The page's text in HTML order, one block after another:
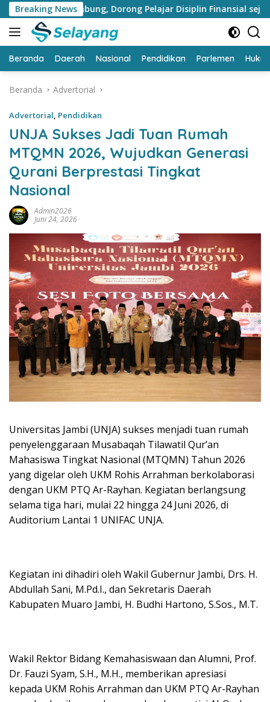
Langsung
ke
konten
Breaking News
Menabung, Dorong Pelajar Disiplin Finansial sejak dini
Beranda Daerah Nasional Pendidikan Parlemen
Beranda Advertorial
Advertorial, Pendidikan
UNJA Sukses Jadi Tuan Rumah
MTQMN 2026, Wujudkan Generasi
Qurani Berprestasi Tingkat
Nasional
Admin2026
Juni 24, 2026
Universitas Jambi (UNJA) sukses menjadi tuan rumah
penyelenggaraan Musabaqah Tilawatil Qur’an
Mahasiswa Tingkat Nasional (MTQMN) Tahun 2026
yang digelar oleh UKM Rohis Arrahman berkolaborasi
dengan UKM PTQ Ar-Rayhan. Kegiatan berlangsung
selama tiga hari, mulai 22 hingga 24 Juni 2026, di
Auditorium Lantai 1 UNIFAC UNJA.
Kegiatan ini dihadiri oleh Wakil Gubernur Jambi, Drs. H.
Abdullah Sani, M.Pd.I., dan Sekretaris Daerah
Kabupaten Muaro Jambi, H. Budhi Hartono, S.Sos., M.T.
Wakil Rektor Bidang Kemahasiswaan dan Alumni, Prof.
Dr. Fauzi Syam, S.H., M.H., memberikan apresiasi
kepada UKM Rohis Arrahman dan UKM PTQ Ar-Rayhan